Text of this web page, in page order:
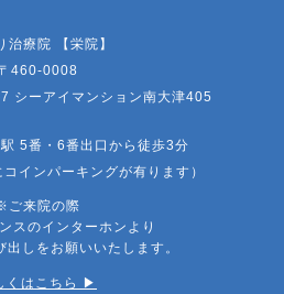
治療院 【栄院】
460-0008
シーアイマンション南大津405
5番・6番出口から徒歩3分
インパーキングが有ります）
ご来院の際
スのインターホンより
しをお願いいたします。
くはこちら ▶︎